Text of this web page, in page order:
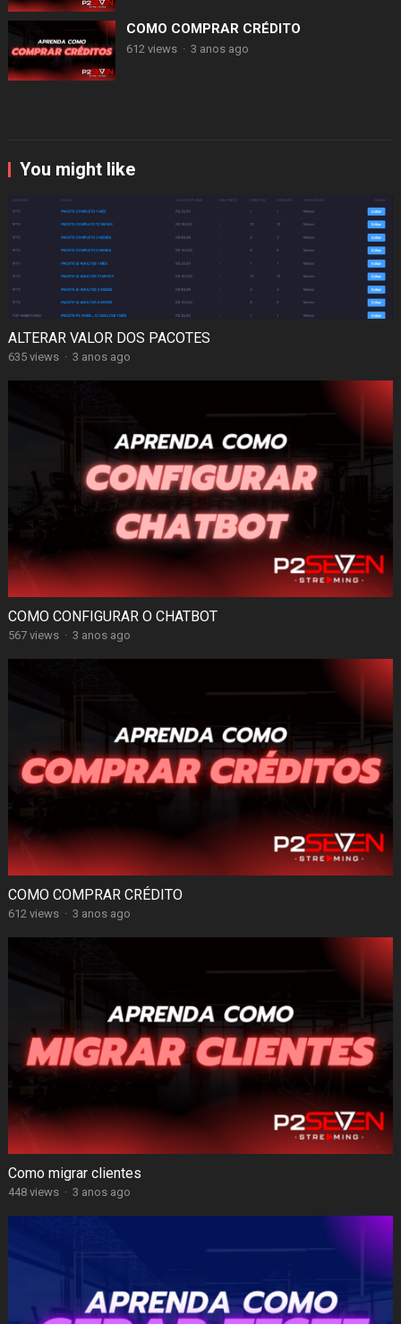
COMO COMPRAR CRÉDITO
612 views · 3 anos ago
You might like
ALTERAR VALOR DOS PACOTES
635 views · 3 anos ago
COMO CONFIGURAR O CHATBOT
567 views · 3 anos ago
COMO COMPRAR CRÉDITO
612 views · 3 anos ago
Como migrar clientes
448 views · 3 anos ago